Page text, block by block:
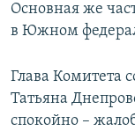
Основная же
в Южном
Глава Комитета
Татьяна
спокойно –